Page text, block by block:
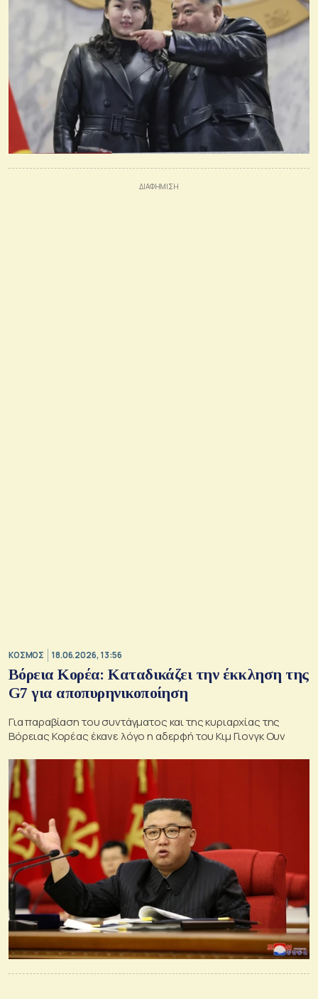
ΚΟΣΜΟΣ 18.06.2026, 13:56
Βόρεια Κορέα: Καταδικάζει την έκκληση της
G7 για αποπυρηνικοποίηση
Για παραβίαση του συντάγματος και της κυριαρχίας της
Βόρειας Κορέας έκανε λόγο η αδερφή του Κιμ Γιονγκ Ουν